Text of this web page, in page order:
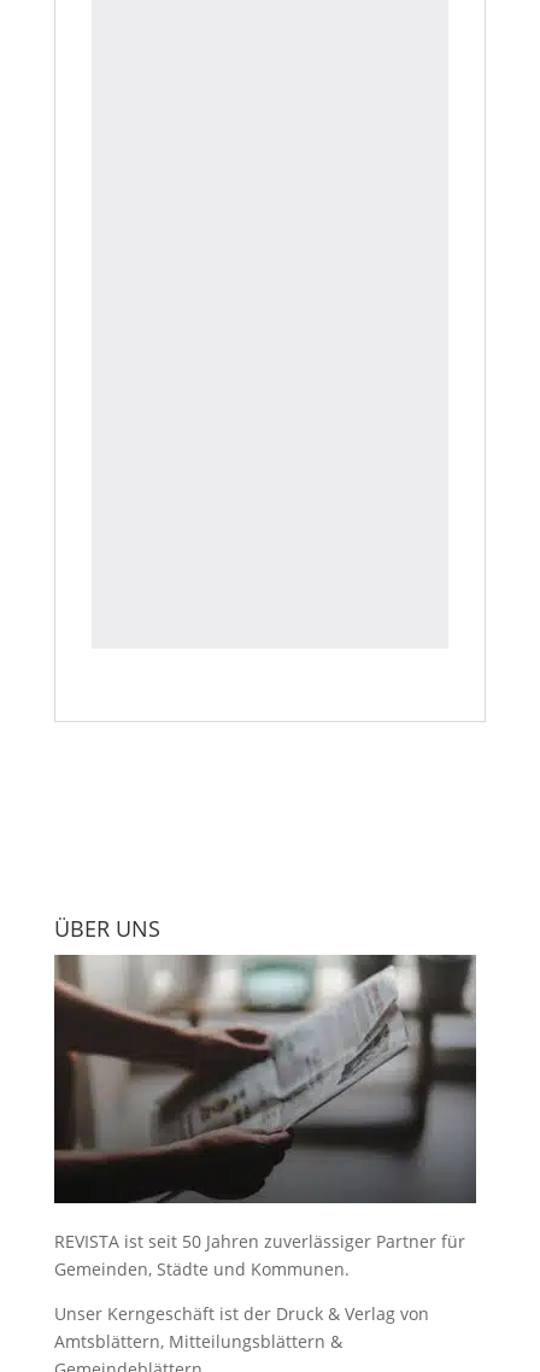
ÜBER UNS
REVISTA ist seit 50 Jahren zuverlässiger Partner für
Gemeinden, Städte und Kommunen.
Unser Kerngeschäft ist der Druck & Verlag von
Amtsblättern, Mitteilungsblättern &